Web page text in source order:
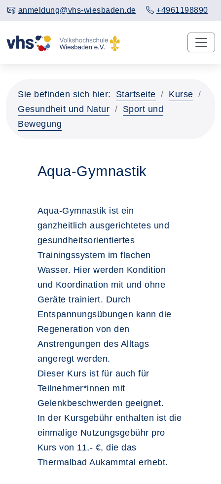
anmeldung@vhs-wiesbaden.de +4961198890
Sie befinden sich hier: Startseite
Kurse
Gesundheit und Natur
Sport und
Bewegung
Aqua-Gymnastik
Aqua-Gymnastik ist ein
ganzheitlich ausgerichtetes und
gesundheitsorientiertes
Trainingssystem im flachen
Wasser. Hier werden Kondition
und Koordination mit und ohne
Geräte trainiert. Durch
Entspannungsübungen kann die
Regeneration von den
Anstrengungen des Alltags
angeregt werden.
Dieser Kurs ist für auch für
Teilnehmer*innen mit
Gelenkbeschwerden geeignet.
In der Kursgebühr enthalten ist die
einmalige Nutzungsgebühr pro
Kurs von 11,- €, die das
Thermalbad Aukammtal erhebt.